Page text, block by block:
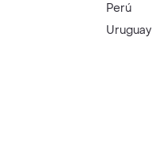
Perú
Uruguay